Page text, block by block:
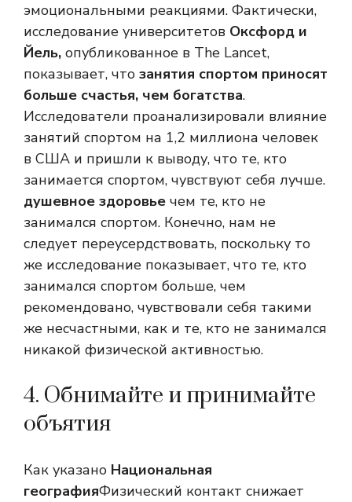
эмоциональными реакциями. Фактически,
исследование университетов Оксфорд и
Йель, опубликованное в The Lancet,
показывает, что занятия спортом приносят
больше счастья, чем богатства.
Исследователи проанализировали влияние
занятий спортом на 1,2 миллиона человек
в США и пришли к выводу, что те, кто
занимается спортом, чувствуют себя лучше.
душевное здоровье чем те, кто не
занимался спортом. Конечно, нам не
следует переусердствовать, поскольку то
же исследование показывает, что те, кто
занимался спортом больше, чем
рекомендовано, чувствовали себя такими
же несчастными, как и те, кто не занимался
никакой физической активностью.
4. Обнимайте и принимайте
объятия
Как указано Национальная
географияФизический контакт снижает